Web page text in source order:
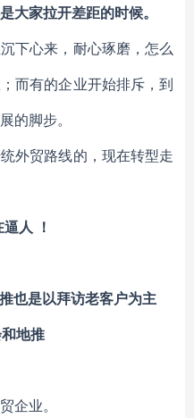
大家拉开差距的时候。
下心来，耐心琢磨，怎么
而有的企业开始排斥，到
的脚步。
外贸路线的，现在转型走
人 ！
也是以拜访老客户为主
地推
企业。